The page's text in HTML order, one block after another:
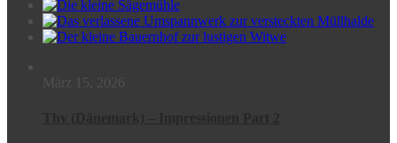
März 15, 2026